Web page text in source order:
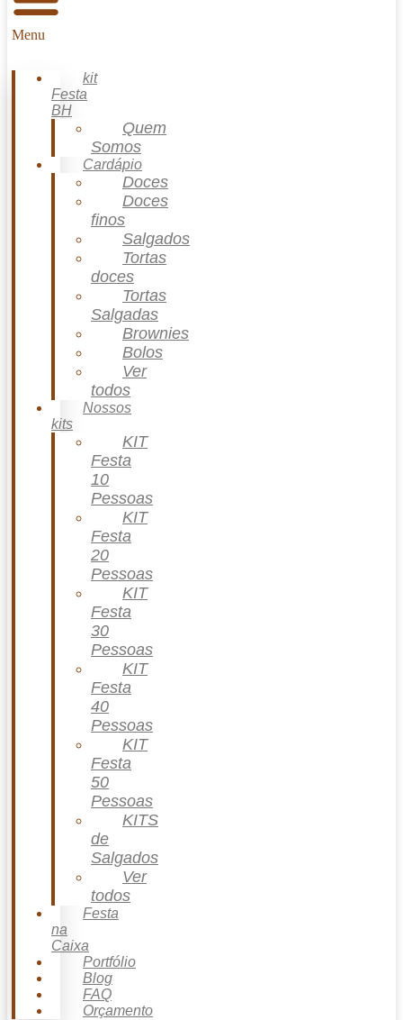
Menu
kit
Festa
BH
Quem
Somos
Cardápio
Doces
Doces
finos
Salgados
Tortas
doces
Tortas
Salgadas
Brownies
Bolos
Ver
todos
Nossos
kits
KIT
Festa
10
Pessoas
KIT
Festa
20
Pessoas
KIT
Festa
30
Pessoas
KIT
Festa
40
Pessoas
KIT
Festa
50
Pessoas
KITS
de
Salgados
Ver
todos
Festa
na
Caixa
Portfólio
Blog
FAQ
Orçamento